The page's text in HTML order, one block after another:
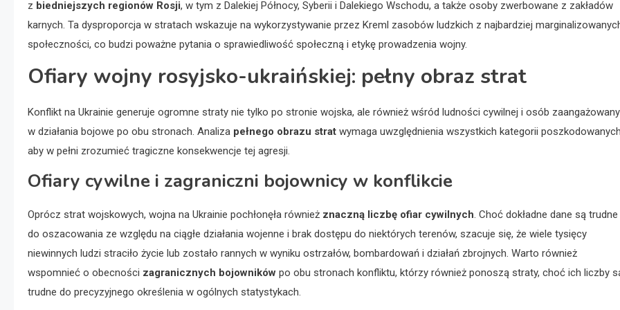
z biedniejszych regionów Rosji, w tym z Dalekiej Północy, Syberii i Dalekiego Wschodu, a także osoby zwerbowane z zakładów
karnych. Ta dysproporcja w stratach wskazuje na wykorzystywanie przez Kreml zasobów ludzkich z najbardziej
społeczności, co budzi poważne pytania o sprawiedliwość społeczną i etykę prowadzenia wojny.
Ofiary wojny rosyjsko-ukraińskiej: pełny obraz strat
Konflikt na Ukrainie generuje ogromne straty nie tylko po stronie wojska, ale również wśród ludności cywilnej i osób
w działania bojowe po obu stronach. Analiza pełnego obrazu strat wymaga uwzględnienia wszystkich kategorii
aby w pełni zrozumieć tragiczne konsekwencje tej agresji.
Ofiary cywilne i zagraniczni bojownicy w konflikcie
Oprócz strat wojskowych, wojna na Ukrainie pochłonęła również znaczną liczbę ofiar cywilnych. Choć dokładne dane są trudne
do oszacowania ze względu na ciągłe działania wojenne i brak dostępu do niektórych terenów, szacuje się, że wiele tysięcy
niewinnych ludzi straciło życie lub zostało rannych w wyniku ostrzałów, bombardowań i działań zbrojnych. Warto również
wspomnieć o obecności zagranicznych bojowników po obu stronach konfliktu, którzy również ponoszą straty, choć ich liczby
trudne do precyzyjnego określenia w ogólnych statystykach.